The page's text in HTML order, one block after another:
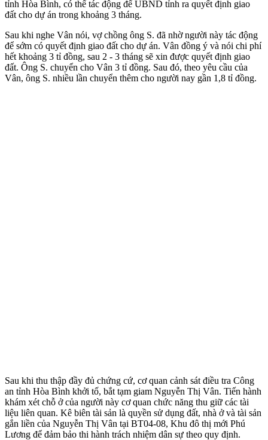
tỉnh Hòa Bình, có thể tác động để UBND tỉnh ra quyết định giao
đất cho dự án trong khoảng 3 tháng.
Sau khi nghe Vân nói, vợ chồng ông S. đã nhờ người này tác động
để sớm có quyết định giao đất cho dự án. Vân đồng ý và nói chi phí
hết khoảng 3 tỉ đồng, sau 2 - 3 tháng sẽ xin được quyết định giao
đất. Ông S. chuyển cho Vân 3 tỉ đồng. Sau đó, theo yêu cầu của
Vân, ông S. nhiều lần chuyển thêm cho người nay gần 1,8 tỉ đồng.
Sau khi thu thập đầy đủ chứng cứ, cơ quan cảnh sát điều tra Công
an tỉnh Hòa Bình khởi tố, bắt tạm giam Nguyễn Thị Vân. Tiến hành
khám xét chỗ ở của người này cơ quan chức năng thu giữ các tài
liệu liên quan. Kê biên tài sản là quyền sử dụng đất, nhà ở và tài sản
gắn liền của Nguyễn Thị Vân tại BT04-08, Khu đô thị mới Phú
Lương để đảm bảo thi hành trách nhiệm dân sự theo quy định.